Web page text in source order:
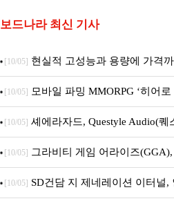
보드나라 최신 기사
[10/05] 현실적 고성능과 용량에 가격
M.2 NVMe 디앤디컴 1TB
[10/05] 모바일 파밍 MMORPG ‘히어
[10/05] 셰에라자드, Questyle Audio(
내 정식 출시
[10/05] 그라비티 게임 어라이즈
던전 13’ 참가!
[10/05] SD건담 지 제네레이션 이터널,